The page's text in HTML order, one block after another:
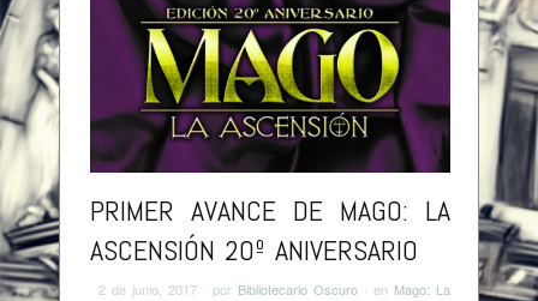
20º Aniversario
PRIMER AVANCE DE MAGO: LA
ASCENSIÓN 20º ANIVERSARIO
2 de junio, 2017 · por Bibliotecario Oscuro · en Mago: La